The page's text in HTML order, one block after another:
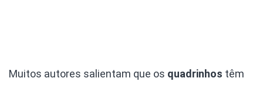
Muitos autores salientam que os quadrinhos têm